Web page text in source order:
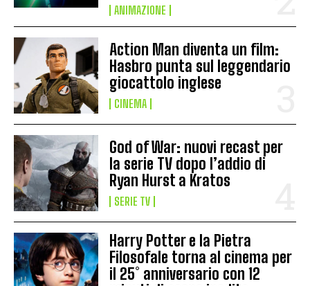
ANIMAZIONE
Action Man diventa un film:
Hasbro punta sul leggendario
giocattolo inglese
CINEMA
God of War: nuovi recast per
la serie TV dopo l’addio di
Ryan Hurst a Kratos
SERIE TV
Harry Potter e la Pietra
Filosofale torna al cinema per
il 25° anniversario con 12